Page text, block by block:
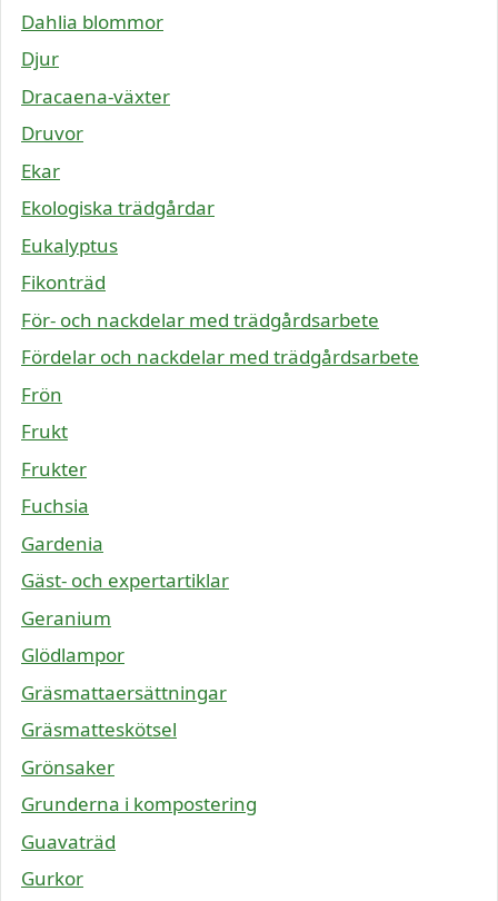
Dahlia blommor
Djur
Dracaena-växter
Druvor
Ekar
Ekologiska trädgårdar
Eukalyptus
Fikonträd
För- och nackdelar med trädgårdsarbete
Fördelar och nackdelar med trädgårdsarbete
Frön
Frukt
Frukter
Fuchsia
Gardenia
Gäst- och expertartiklar
Geranium
Glödlampor
Gräsmattaersättningar
Gräsmatteskötsel
Grönsaker
Grunderna i kompostering
Guavaträd
Gurkor